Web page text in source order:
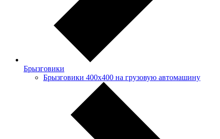
Брызговики
Брызговики 400х400 на грузовую автомашину